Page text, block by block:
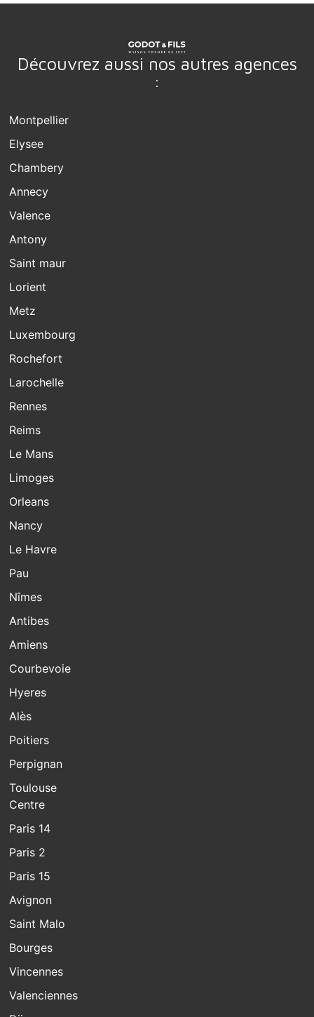
Découvrez aussi nos autres agences
:
Montpellier
Elysee
Chambery
Annecy
Valence
Antony
Saint maur
Lorient
Metz
Luxembourg
Rochefort
Larochelle
Rennes
Reims
Le Mans
Limoges
Orleans
Nancy
Le Havre
Pau
Nîmes
Antibes
Amiens
Courbevoie
Hyeres
Alès
Poitiers
Perpignan
Toulouse
Centre
Paris 14
Paris 2
Paris 15
Avignon
Saint Malo
Bourges
Vincennes
Valenciennes